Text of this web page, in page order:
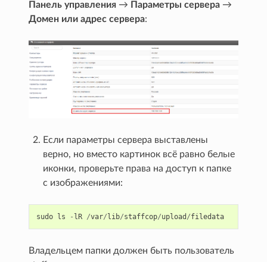
Панель управления → Параметры сервера →
Домен или адрес сервера:
Если параметры сервера выставлены
верно, но вместо картинок всё равно белые
иконки, проверьте права на доступ к папке
с изображениями:
sudo ls - lR /var/ lib/staffcop/upload /filedata
Владельцем папки должен быть пользователь